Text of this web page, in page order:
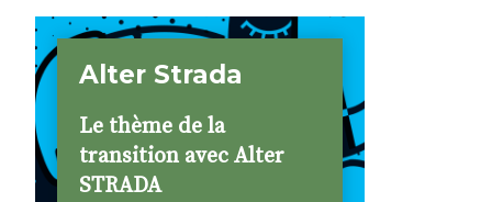
Alter Strada
Le thème de la
transition avec Alter
STRADA